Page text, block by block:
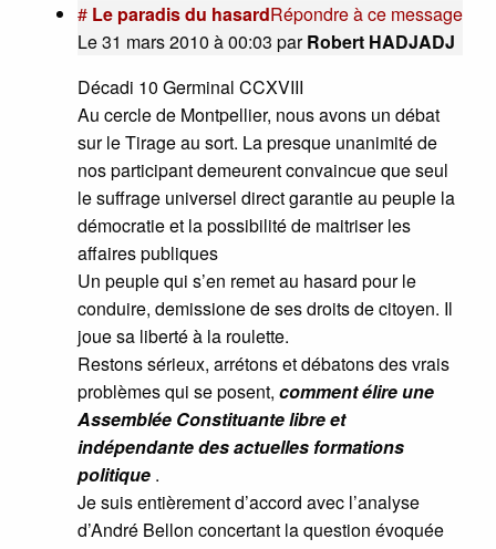
Répondre à ce message
# Le paradis du hasard
Le 31 mars 2010 à 00:03 parRobert HADJADJ
Décadi 10 Germinal CCXVIII
Au cercle de Montpellier, nous avons un débat
sur le Tirage au sort. La presque unanimité de
nos participant demeurent convaincue que seul
le suffrage universel direct garantie au peuple la
démocratie et la possibilité de maitriser les
affaires publiques
Un peuple qui s’en remet au hasard pour le
conduire, demissione de ses droits de citoyen. Il
joue sa liberté à la roulette.
Restons sérieux, arrétons et débatons des vrais
problèmes qui se posent, comment élire une
Assemblée Constituante libre et
indépendante des actuelles formations
politique .
Je suis entièrement d’accord avec l’analyse
d’André Bellon concertant la question évoquée